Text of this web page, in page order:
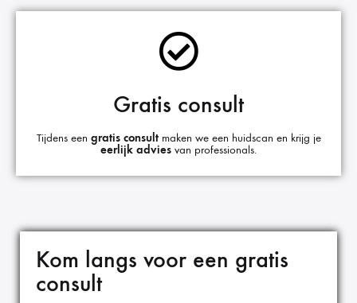
Gratis consult
Tijdens een gratis consultmaken we een huidscan en krijg je
eerlijk advies van professionals.
Kom langs voor een gratis
consult